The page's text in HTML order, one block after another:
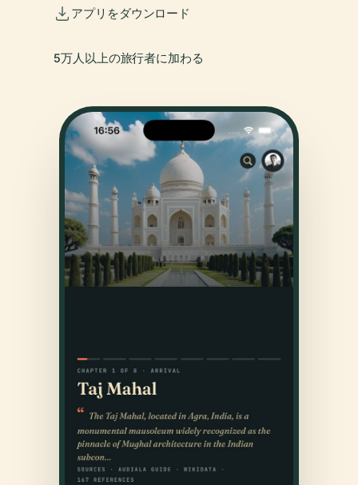
アプリをダウンロード
5万人以上の旅行者に加わる